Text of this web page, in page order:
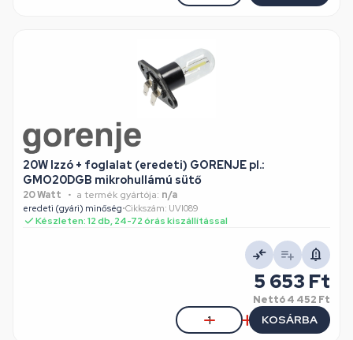
20W Izzó + foglalat (eredeti) GORENJE pl.:
GMO20DGB mikrohullámú sütő
20 Watt a termék gyártója: n/a
eredeti (gyári) minőség•Cikkszám: UVI089
Készleten: 12 db, 24-72 órás kiszállítással
5 653 Ft
Nettó4 452 Ft
KOSÁRBA